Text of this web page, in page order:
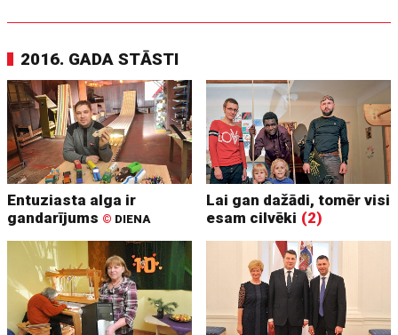
2016. GADA STĀSTI
Entuziasta alga ir
gandarījums © DIENA
Lai gan dažādi, tomēr visi
esam cilvēki (2)